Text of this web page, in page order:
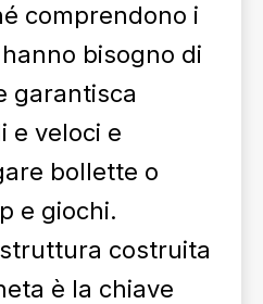
comprendono i
bisogno di
garantisca
e veloci e
bollette o
e giochi.
costruita
è la chiave